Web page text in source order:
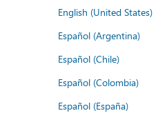
English (United States)
Español (Argentina)
Español (Chile)
Español (Colombia)
Español (España)